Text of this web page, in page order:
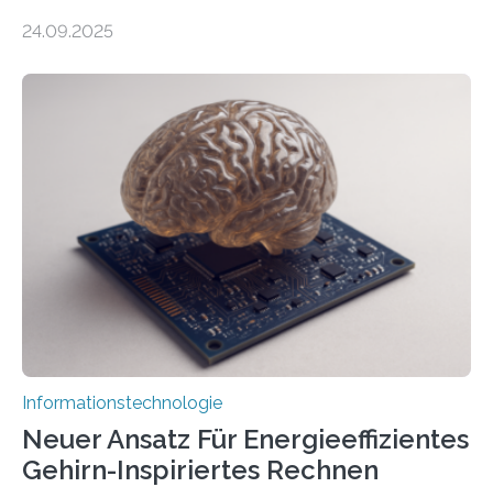
Förderung in Höhe von rund 2 Millionen Euro. Dabei
der MindPort GmbH eine neuartige, KI-gestützte
Lösung zur Erzeugung von Emotionen für realistische
Avatare. Gen-AIvatar entwickelt innovative und
kosteneffiziente Methoden, um lebensechte Avatare zu
erstellen. „Besonders wichtig ist uns eine ganzheitliche
Animation, bei der Stimme, Körperbewegung, Gestik
und Mimik im Einklang sind…
24.09.2025
Informationstechnologie
Neuer Ansatz Für Energieeffizientes
Gehirn-Inspiriertes Rechnen